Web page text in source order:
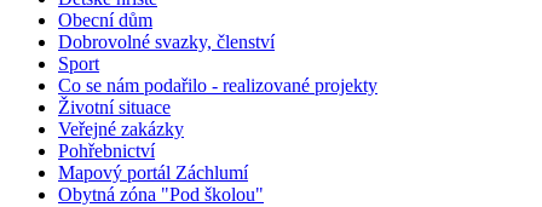
Obecní dům
Dobrovolné svazky, členství
Sport
Co se nám podařilo - realizované projekty
Životní situace
Veřejné zakázky
Pohřebnictví
Mapový portál Záchlumí
Obytná zóna "Pod školou"